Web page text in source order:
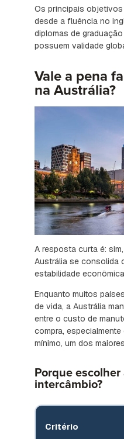
Os principais
desde a fluência no
diplomas de
possuem validade
Vale a pena
na Austrália?
A resposta curta é:
Austrália se consolida
estabilidade
Enquanto muitos
de vida, a Austrália
entre o custo de
compra,
mínimo, um dos
Porque
intercâmbio?
Critério